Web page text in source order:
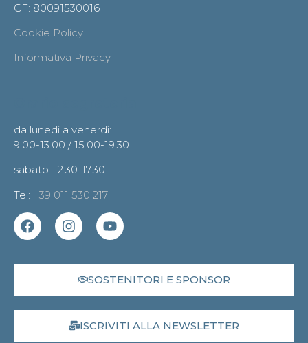
CF: 80091530016
Cookie Policy
Informativa Privacy
da lunedì a venerdì:
9.00-13.00 / 15.00-19.30
sabato: 12.30-17.30
Tel: +39 011 530 217
SOSTENITORI E SPONSOR
ISCRIVITI ALLA NEWSLETTER